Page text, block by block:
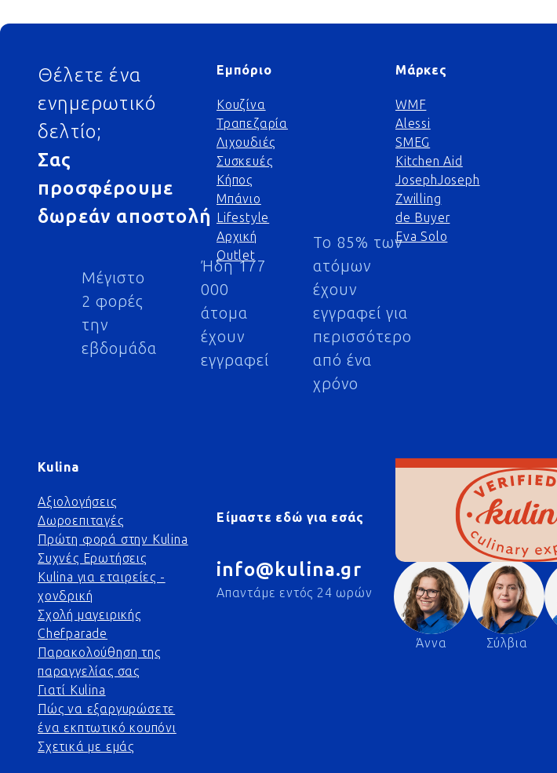
Footer
Θέλετε ένα
ενημερωτικό
δελτίο;
Σας
προσφέρουμε
δωρεάν αποστολή
Μέγιστο
2 φορές
την
εβδομάδα
Ήδη 177
000
άτομα
έχουν
εγγραφεί
Το 85% των
ατόμων
έχουν
εγγραφεί για
περισσότερο
από ένα
χρόνο
Εμπόριο
Κουζίνα
Τραπεζαρία
Λιχουδιές
Συσκευές
Κήπος
Μπάνιο
Lifestyle
Αρχική
Outlet
Μάρκες
WMF
Alessi
SMEG
Kitchen Aid
JosephJoseph
Zwilling
de Buyer
Eva Solo
Kulina
Αξιολογήσεις
Δωροεπιταγές
Πρώτη φορά στην Kulina
Συχνές Ερωτήσεις
Kulina για εταιρείες -
χονδρική
Σχολή μαγειρικής
Chefparade
Παρακολούθηση της
παραγγελίας σας
Γιατί Kulina
Πώς να εξαργυρώσετε
ένα εκπτωτικό κουπόνι
Σχετικά με εμάς
Είμαστε εδώ για εσάς
Άννα Σύλβια
info@kulina.gr
Απαντάμε εντός 24 ωρών